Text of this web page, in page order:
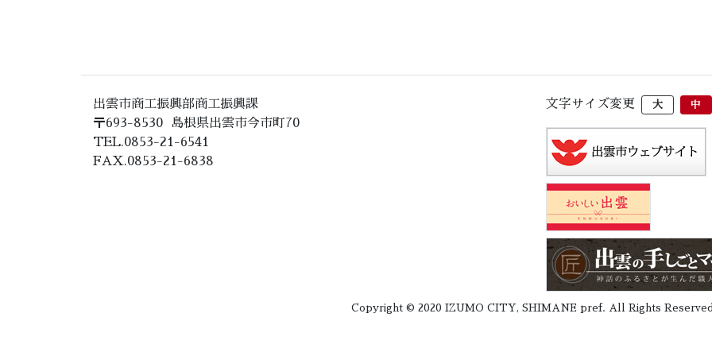
出雲市商工振興部商工振興課
〒693-8530 島根県出雲市今市町70
TEL.0853-21-6541
FAX.0853-21-6838
文字サイズ変更 大 中
Copyright © 2020 IZUMO CITY, SHIMANE pref. All Rights